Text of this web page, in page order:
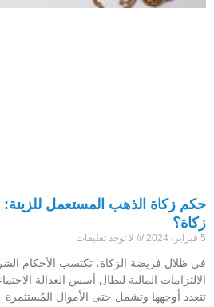
حكم زكاة الذهب المستعمل
زكاة؟
5 فبراير، 2024 لا توجد تعليقات
في ظلال فريضة الزكاة، تكتسب الأحكام
الالتزامات المالية ليطال أسس العدالة
تتعدد أوجهها وتشمل حتى الأموال المُستثمرة